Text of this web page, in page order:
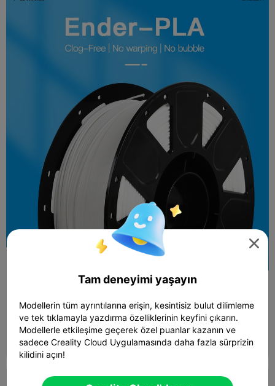

Tam deneyimi yaşayın
Modellerin tüm ayrıntılarına erişin, kesintisiz bulut dilimleme
ve tek tıklamayla yazdırma özelliklerinin keyfini çıkarın.
Modellerle etkileşime geçerek özel puanlar kazanın ve
sadece Creality Cloud Uygulamasında daha fazla sürprizin
kilidini açın!